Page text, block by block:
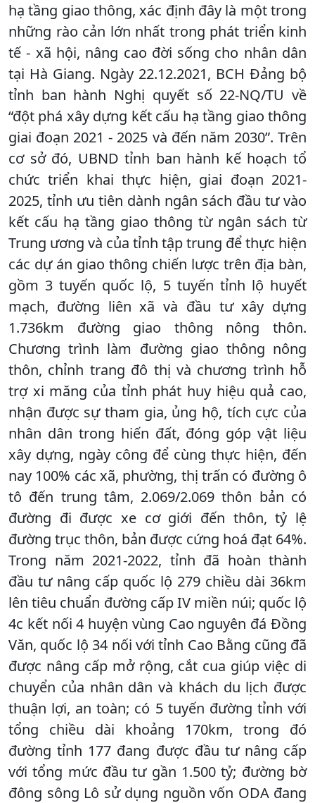
hạ tầng giao thông, xác định đây là một trong
những rào cản lớn nhất trong phát triển kinh
tế - xã hội, nâng cao đời sống cho nhân dân
tại Hà Giang. Ngày 22.12.2021, BCH Đảng bộ
tỉnh ban hành Nghị quyết số 22-NQ/TU về
“đột phá xây dựng kết cấu hạ tầng giao thông
giai đoạn 2021 - 2025 và đến năm 2030”. Trên
cơ sở đó, UBND tỉnh ban hành kế hoạch tổ
chức triển khai thực hiện, giai đoạn 2021-
2025, tỉnh ưu tiên dành ngân sách đầu tư vào
kết cấu hạ tầng giao thông từ ngân sách từ
Trung ương và của tỉnh tập trung để thực hiện
các dự án giao thông chiến lược trên địa bàn,
gồm 3 tuyến quốc lộ, 5 tuyến tỉnh lộ huyết
mạch, đường liên xã và đầu tư xây dựng
1.736km đường giao thông nông thôn.
Chương trình làm đường giao thông nông
thôn, chỉnh trang đô thị và chương trình hỗ
trợ xi măng của tỉnh phát huy hiệu quả cao,
nhận được sự tham gia, ủng hộ, tích cực của
nhân dân trong hiến đất, đóng góp vật liệu
xây dựng, ngày công để cùng thực hiện, đến
nay 100% các xã, phường, thị trấn có đường ô
tô đến trung tâm, 2.069/2.069 thôn bản có
đường đi được xe cơ giới đến thôn, tỷ lệ
đường trục thôn, bản được cứng hoá đạt 64%.
Trong năm 2021-2022, tỉnh đã hoàn thành
đầu tư nâng cấp quốc lộ 279 chiều dài 36km
lên tiêu chuẩn đường cấp IV miền núi; quốc lộ
4c kết nối 4 huyện vùng Cao nguyên đá Đồng
Văn, quốc lộ 34 nối với tỉnh Cao Bằng cũng đã
được nâng cấp mở rộng, cắt cua giúp việc di
chuyển của nhân dân và khách du lịch được
thuận lợi, an toàn; có 5 tuyến đường tỉnh với
tổng chiều dài khoảng 170km, trong đó
đường tỉnh 177 đang được đầu tư nâng cấp
với tổng mức đầu tư gần 1.500 tỷ; đường bờ
đông sông Lô sử dụng nguồn vốn ODA đang